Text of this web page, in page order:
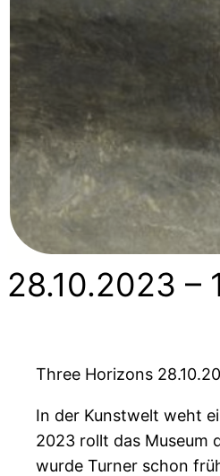
28.10.2023 –
Three Horizons
In der Kunstwelt weht
2023 rollt das Museum
wurde Turner schon